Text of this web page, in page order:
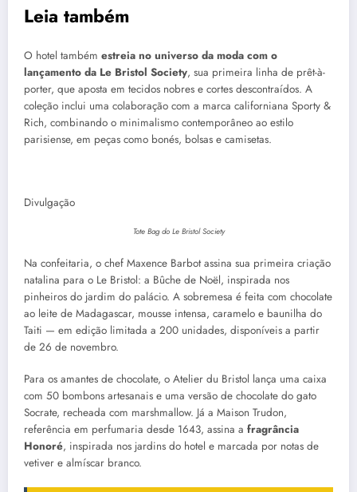
Leia também
O hotel também estreia no universo da moda com o
lançamento da Le Bristol Society, sua primeira linha de prêt-à-
porter, que aposta em tecidos nobres e cortes descontraídos. A
coleção inclui uma colaboração com a marca californiana Sporty &
Rich, combinando o minimalismo contemporâneo ao estilo
parisiense, em peças como bonés, bolsas e camisetas.
Divulgação
Tote Bag do Le Bristol Society
Na confeitaria, o chef Maxence Barbot assina sua primeira criação
natalina para o Le Bristol: a Bûche de Noël, inspirada nos
pinheiros do jardim do palácio. A sobremesa é feita com chocolate
ao leite de Madagascar, mousse intensa, caramelo e baunilha do
Taiti — em edição limitada a 200 unidades, disponíveis a partir
de 26 de novembro.
Para os amantes de chocolate, o Atelier du Bristol lança uma caixa
com 50 bombons artesanais e uma versão de chocolate do gato
Socrate, recheada com marshmallow. Já a Maison Trudon,
referência em perfumaria desde 1643, assina a fragrância
Honoré, inspirada nos jardins do hotel e marcada por notas de
vetiver e almíscar branco.